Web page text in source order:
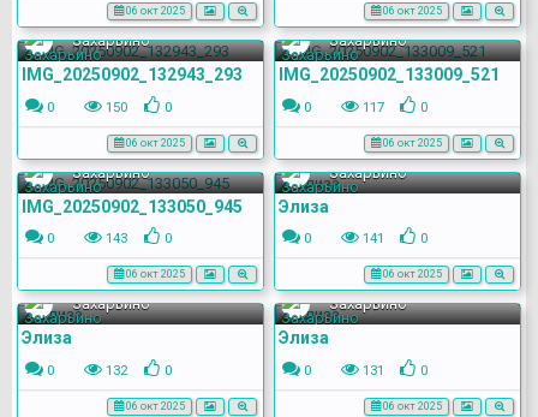
06 окт 2025 06 окт 2025
Захарьино
IMG_20250902_132943_293
0 150 0
06 окт 2025
Захарьино
IMG_20250902_133009_521
0 117 0
06 окт 2025
Захарьино
IMG_20250902_133050_945
0 143 0
06 окт 2025
Захарьино
Элиза
0 141 0
06 окт 2025
Захарьино
Элиза
0 132 0
06 окт 2025
Захарьино
Элиза
0 131 0
06 окт 2025